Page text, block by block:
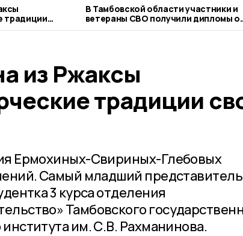
В Тамбовской области участники и
ветераны СВО получили дипломы о
профессиональной
из Ржаксы
традиции
Ермохиных-Свириных-Глебовых
Самый младший представитель
3 курса отделения
Тамбовского
им. С.В. Рахманинова.